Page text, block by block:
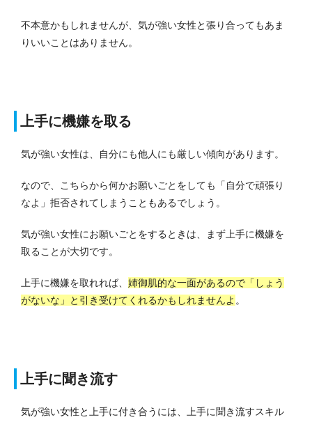
不本意かもしれませんが、気が強い女性と張り合ってもあま
りいいことはありません。
上手に機嫌を取る
気が強い女性は、自分にも他人にも厳しい傾向があります。
なので、こちらから何かお願いごとをしても「自分で頑張り
なよ」拒否されてしまうこともあるでしょう。
気が強い女性にお願いごとをするときは、まず上手に機嫌を
取ることが大切です。
上手に機嫌を取れれば、 姉御肌的な一面があるので「しょう
がないな」と引き受けてくれるかもしれませんよ 。
上手に聞き流す
気が強い女性と上手に付き合うには、上手に聞き流すスキル